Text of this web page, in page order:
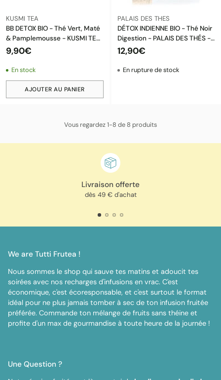
KUSMI TEA
BB DETOX BIO - Thé Vert, Maté
& Pamplemousse - KUSMI TEA
(20 SACHETS)
9,90€
En stock
AJOUTER AU PANIER
Quantité
PALAIS DES THES
DÉTOX INDIENNE BIO - Thé Noir
Digestion - PALAIS DES THÉS -
20 Mousselines
12,90€
En rupture de stock
Vous regardez 1-8 de 8 produits
Livraison offerte
dès 49 € d'achat
We are Tutti Frutea !
Nous sommes le shop qui sauve tes matins et adoucit tes
soirées avec nos recharges d'infusions en vrac. C'est
économique, c'est écoresponsable, et c'est surtout le format
idéal pour ne plus jamais tomber à sec de ton infusion fruitée
préférée. Commande ton mélange de fruits sans théine et
profite d'un max de gourmandise à toute heure de la journée !
Une Question ?